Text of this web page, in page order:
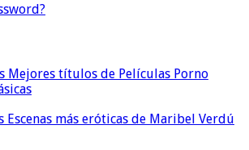
Mejores títulos de Películas Porno
Escenas más eróticas de Maribel Verdú